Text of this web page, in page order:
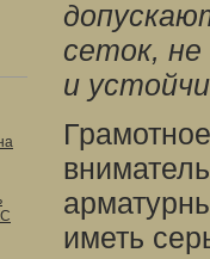
сеток, не
и
иметь